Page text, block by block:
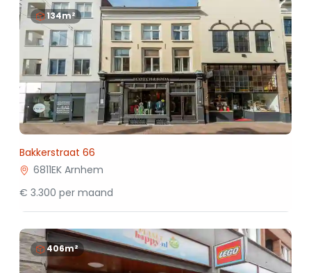
134m²
Bakkerstraat 66
6811EK Arnhem
€ 3.300 per maand
406m²